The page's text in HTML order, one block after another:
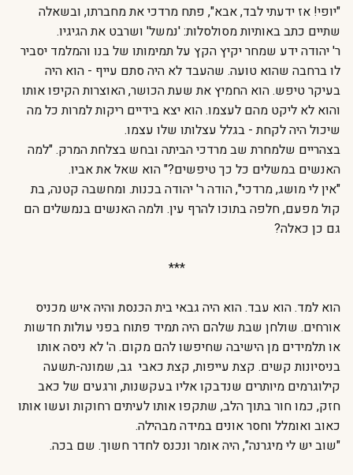
"יופי! אז ידעתי לבד, אבא", פתח מרדכי את מחברתו, ובשאלה
שתיים כתב באותיות מסולסלות: 'נמשל' ושרבט את הגיגיו.
ר' יהודה ידע שמחר יקיץ הקץ על תמימותו של בנו והמלמד יסביר
לו ברחבה שהוא טועה. שהעבד לא היה סתם עייף - הוא היה
בעיקר טיפש. הוא החמיץ את שעת הכושר, האוצרות הקיפו אותו
והוא לא ליקט מהם לעצמו. הוא יצא בידיים ריקות למרות כל מה
שיכול היה לקחת - בגלל עצלותו שלו עצמו.
בצהריים שלמחרת שב מרדכי הביתה ובחש בצלחת המרק. "למה
האנשים במשלים כל כך טיפשים?" הוא שאל את אביו.
"אין לי מושג, מרדכי", הודה ר' יהודה בכנות. ומחשבה קטנה, בת
קול מפעם, חלפה בתוכו להרף עין. ולמה האנשים בנמשלים הם
גם כן כאלה?
***
הוא למד. הוא עבד. הוא היה גבאי בית הכנסת והיה איש מכניס
אורחים. שולחן שבת שלהם היה תמיד פתוח בפני עולות חדשות
או תלמידים מן הישיבה שחיפשו להם מקום. ה' לא ניסה אותו
בניסיונות קשים. קצת עייפות, קצת כאבי גב, שמונה-תשעה
קילוגרמים מיותרים שנדבקו אליו בעקשנות, ורגעים של כאב
חזק, כמו חור בתוך הלב, שתקפו אותו לעיתים רחוקות ועשו אותו
כאוב ואומלל וחסר אונים במידה מבהילה.
"שוב יש לי מיגרנה", היה אומר ונכנס לחדר חשוך. שם בכה.